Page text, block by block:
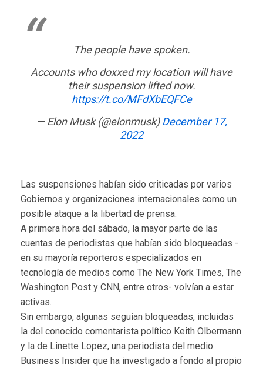
The people have spoken.
Accounts who doxxed my location will have
their suspension lifted now.
https://t.co/MFdXbEQFCe
— Elon Musk (@elonmusk)December 17,
2022
Las suspensiones habían sido criticadas por varios
Gobiernos y organizaciones internacionales como un
posible ataque a la libertad de prensa.
A primera hora del sábado, la mayor parte de las
cuentas de periodistas que habían sido bloqueadas -
en su mayoría reporteros especializados en
tecnología de medios como The New York Times, The
Washington Post y CNN, entre otros- volvían a estar
activas.
Sin embargo, algunas seguían bloqueadas, incluidas
la del conocido comentarista político Keith Olbermann
y la de Linette Lopez, una periodista del medio
Business Insider que ha investigado a fondo al propio